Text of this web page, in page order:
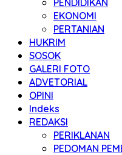
PENDIDIKAN
EKONOMI
PERTANIAN
HUKRIM
SOSOK
GALERI FOTO
ADVETORIAL
OPINI
Indeks
REDAKSI
PERIKLANAN
PEDOMAN